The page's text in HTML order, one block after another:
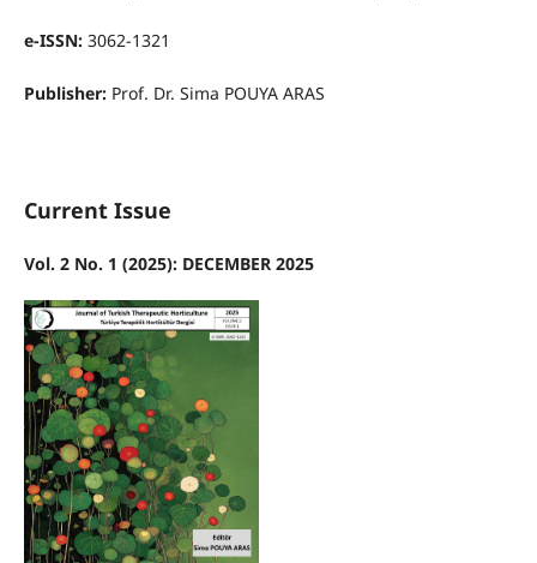
e-ISSN:3062-1321
Publisher:Prof. Dr. Sima POUYA ARAS
Current Issue
Vol. 2 No. 1 (2025): DECEMBER 2025